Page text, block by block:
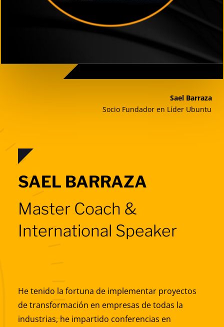
Sael Barraza
Socio Fundador en Líder Ubuntu
SAEL BARRAZA
Master Coach &
International Speaker
He tenido la fortuna de implementar proyectos
de transformación en empresas de todas la
industrias, he impartido conferencias en